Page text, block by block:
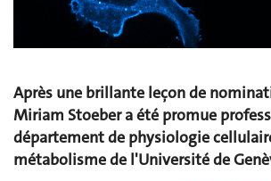
Après une brillante leçon de
Miriam Stoeber a été promue
département de physiologie
métabolisme de l'Université de